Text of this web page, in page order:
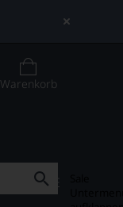
Warenkorb
SALE